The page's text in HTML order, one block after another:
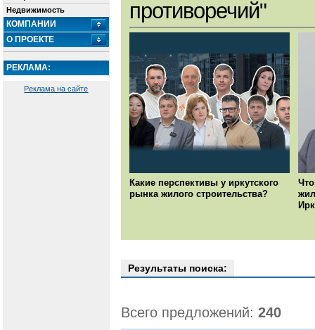
Недвижимость
КОМПАНИИ
О ПРОЕКТЕ
РЕКЛАМА:
Реклама на сайте
противоречий"
Какие перспективы у иркутского
рынка жилого строительства?
Результаты поиска:
Всего предложений: 240